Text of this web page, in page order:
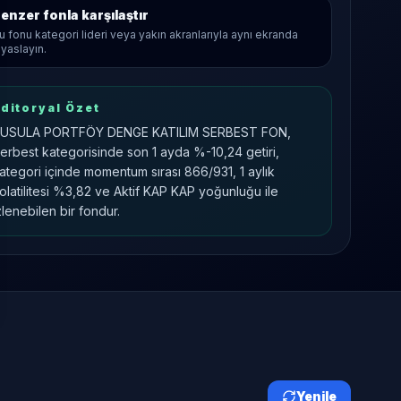
fonla karşılaştır
fonu kategori lideri veya yakın akranlarıyla aynı ekranda
Özet
PORTFÖY DENGE KATILIM SERBEST FON,
kategorisinde son 1 ayda %-10,24 getiri,
içinde momentum sırası 866/931, 1 aylık
%3,82 ve Aktif KAP KAP yoğunluğu ile
bir fondur.
Yenile